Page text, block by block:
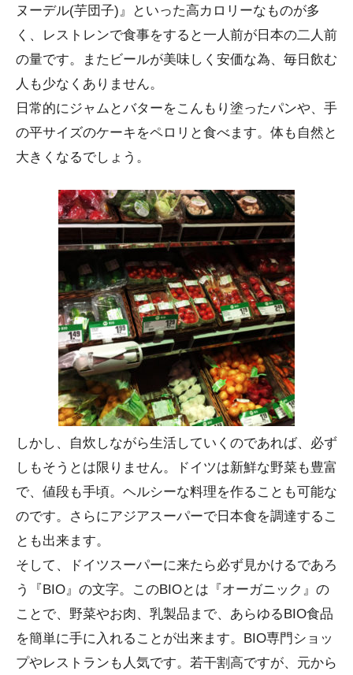
ヌーデル(芋団子)』といった高カロリーなものが多
く、レストレンで食事をすると一人前が日本の二人前
の量です。またビールが美味しく安価な為、毎日飲む
人も少なくありません。
日常的にジャムとバターをこんもり塗ったパンや、手
の平サイズのケーキをペロリと食べます。体も自然と
大きくなるでしょう。
しかし、自炊しながら生活していくのであれば、必ず
しもそうとは限りません。ドイツは新鮮な野菜も豊富
で、値段も手頃。ヘルシーな料理を作ることも可能な
のです。さらにアジアスーパーで日本食を調達するこ
とも出来ます。
そして、ドイツスーパーに来たら必ず見かけるであろ
う『BIO』の文字。このBIOとは『オーガニック』の
ことで、野菜やお肉、乳製品まで、あらゆるBIO食品
を簡単に手に入れることが出来ます。BIO専門ショッ
プやレストランも人気です。若干割高ですが、元から